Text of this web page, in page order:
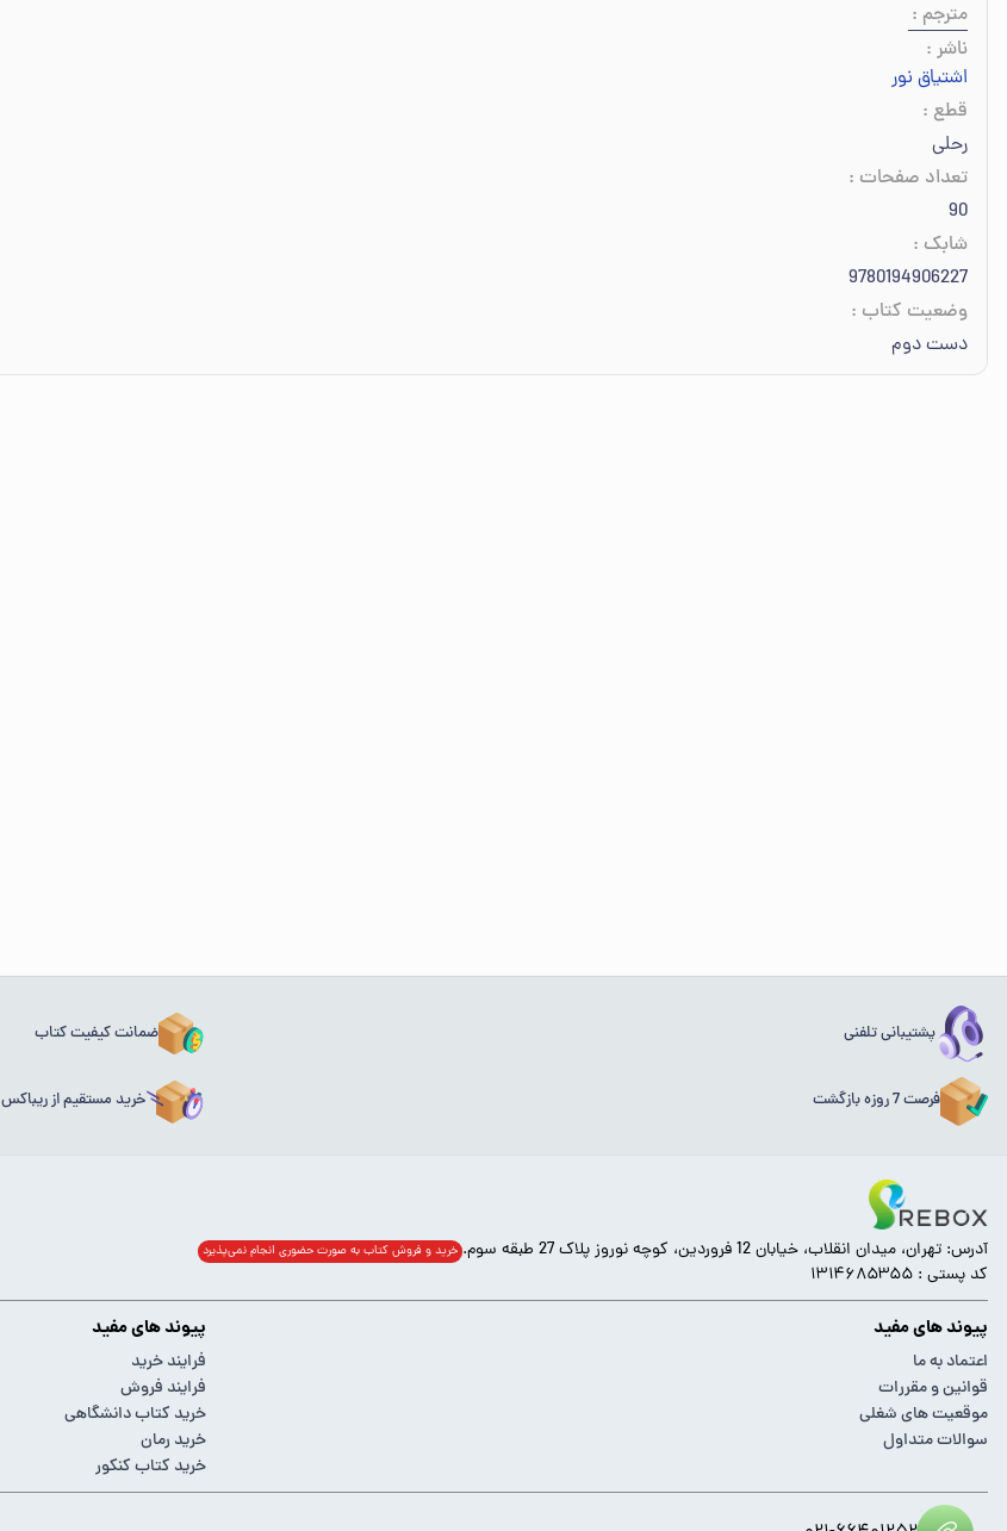
مترجم :
ناشر :
اشتیاق نور
قطع :
رحلی
تعداد صفحات :
90
شابک :
9780194906227
وضعیت کتاب :
دست دوم
پشتیبانی تلفنی ضمانت کیفیت کتاب
فرصت 7 روزه بازگشت خرید مستقیم از ریباکس
آدرس: تهران، میدان انقلاب، خیابان 12 فروردین، کوچه نوروز پلاک 27 طبقه سوم. خرید و فروش کتاب به صورت حضوری انجام‌ نمی‌پذیرد
کد پستی : ۱۳۱۴۶۸۵۳۵۵
پیوند های مفید
اعتماد به ما
قوانین و مقررات
موقعیت های شغلی
سوالات متداول
پیوند های مفید
فرایند خرید
فرایند فروش
خرید کتاب دانشگاهی
خرید رمان
خرید کتاب کنکور